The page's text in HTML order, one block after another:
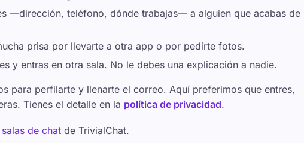
—dirección, teléfono, dónde trabajas— a alguien que acabas de
prisa por llevarte a otra app o por pedirte fotos.
y entras en otra sala. No le debes una explicación a nadie.
para perfilarte y llenarte el correo. Aquí preferimos que entres,
Tienes el detalle en la política de privacidad.
salas de chat de TrivialChat.